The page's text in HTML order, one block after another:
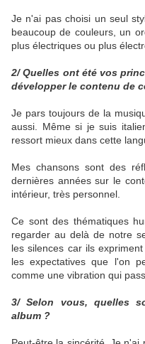
Je n'ai pas choisi un seul
beaucoup de couleurs, un
plus électriques ou plus
2/ Quelles ont été vos
développer le contenu de
Je pars toujours de la
aussi. Même si je suis
ressort mieux dans cette
Mes chansons sont des
dernières années sur le
intérieur, très personnel.
Ce sont des thématiques
regarder au delà de notre
les silences car ils
les expectatives que l'on
comme une vibration qui
3/ Selon vous, quelles
album ?